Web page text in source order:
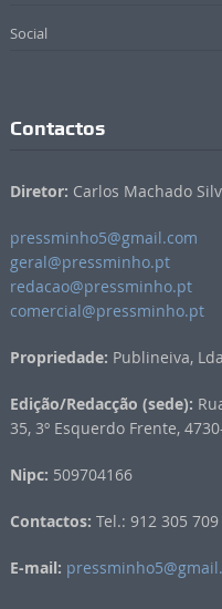
Social
Contactos
Diretor: Carlos Machado
pressminho5@gmail.com
geral@pressminho.pt
redacao@pressminho.pt
comercial@pressminho.pt
Propriedade: Publineiva, Lda
Edição/Redacção (sede):
35, 3º Esquerdo Frente,
Nipc: 509704166
Contactos: Tel.: 912 305 709
E-mail: